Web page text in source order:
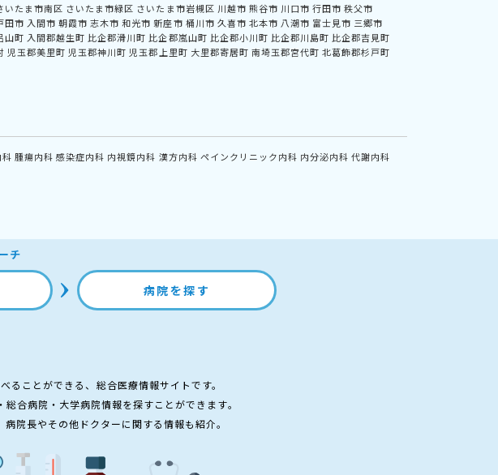
いたま市南区 さいたま市緑区 さいたま市岩槻区 川越市 熊谷市 川口市 行田市 秩父市
田市 入間市 朝霞市 志木市 和光市 新座市 桶川市 久喜市 北本市 八潮市 富士見市 三郷市
山町 入間郡越生町 比企郡滑川町 比企郡嵐山町 比企郡小川町 比企郡川島町 比企郡吉見町
児玉郡美里町 児玉郡神川町 児玉郡上里町 大里郡寄居町 南埼玉郡宮代町 北葛飾郡杉戸町
科 腫瘍内科 感染症内科 内視鏡内科 漢方内科 ペインクリニック内科 内分泌内科 代謝内科
チ
病院を探す
ることができる、総合医療情報サイトです。
合病院・大学病院情報を探すことができます。
院長やその他ドクターに関する情報も紹介。